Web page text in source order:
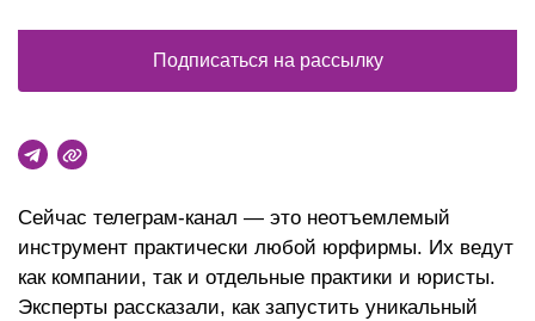
Сейчас телеграм-канал — это неотъемлемый
инструмент практически любой юрфирмы. Их ведут
как компании, так и отдельные практики и юристы.
Эксперты рассказали, как запустить уникальный
Подписаться на рассылку